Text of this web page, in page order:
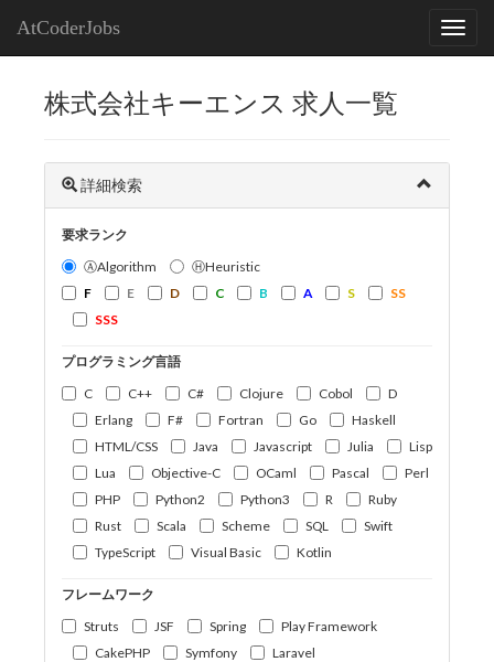
AtCoderJobs
株式会社キーエンス 求人一覧
詳細検索
要求ランク
ⒶAlgorithm
ⒽHeuristic
F
E D C B A S
SS
SSS
プログラミング言語
C
C++ C# Clojure Cobol
D
Erlang
F# Fortran Go
Haskell
HTML/CSS
Java Javascript Julia
Lisp
Lua
Objective-C OCaml Pascal
Perl
PHP
Python2 Python3 R
Ruby
Rust
Scala Scheme SQL
Swift
TypeScript
Visual Basic Kotlin
フレームワーク
Struts
JSF Spring
Play Framework
CakePHP
Symfony
Laravel